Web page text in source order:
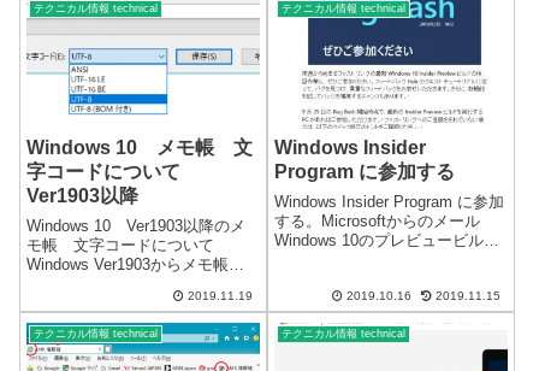
テクニカル情報 technical
Windows 10 メモ帳 文
字コードについて
Ver1903以降
Windows 10 Ver1903以降のメ
モ帳 文字コードについて
Windows Ver1903からメモ帳を
変更になりました。念願だった
「UTF-8」のBOMなしが採用さ
れ、デフォルトが「ANSI」から
「UTF...
2019.11.19
テクニカル情報 technical
Windows Insider
Program に参加する
Windows Insider Program に参加
する。Microsoftからのメール
Windows 10のプレビュービルド
る。 あまり使用していないパソ
コンがあったので設定...
2019.10.16 2019.11.15
テクニカル情報 technical テクニカル情報 technical